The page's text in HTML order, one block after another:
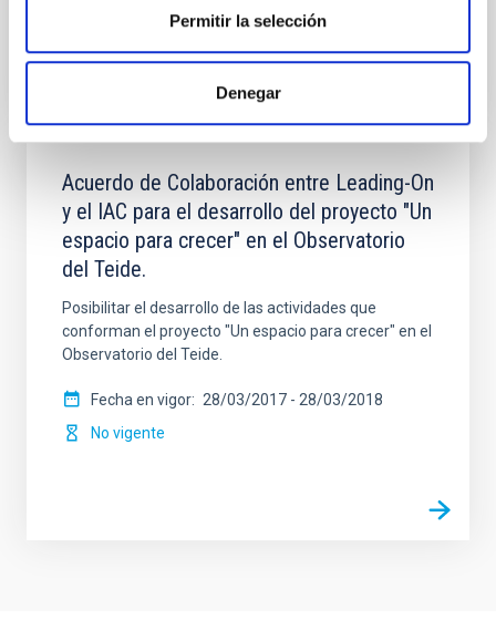
Permitir la selección
Denegar
Acuerdo de Colaboración entre Leading-On
y el IAC para el desarrollo del proyecto "Un
espacio para crecer" en el Observatorio
del Teide.
Posibilitar el desarrollo de las actividades que
conforman el proyecto "Un espacio para crecer" en el
Observatorio del Teide.
Fecha en vigor 28/03/2017 - 28/03/2018
No vigente